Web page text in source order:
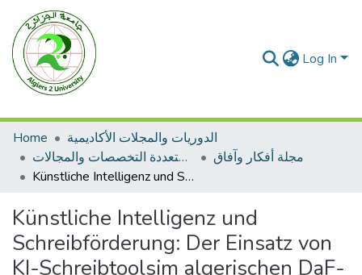
Log In
Home
الدوريات والمجلات الأكاديمية
مجلات متعددة التخصصات والمجالات
مجلة أفكار وآفاق
Künstliche Intelligenz und Schreibförderung: Der Einsatz von KI-Schreibtoolsim algerischen DaF-Unterricht
Künstliche Intelligenz und
Schreibförderung: Der Einsatz von
KI-Schreibtoolsim algerischen DaF-